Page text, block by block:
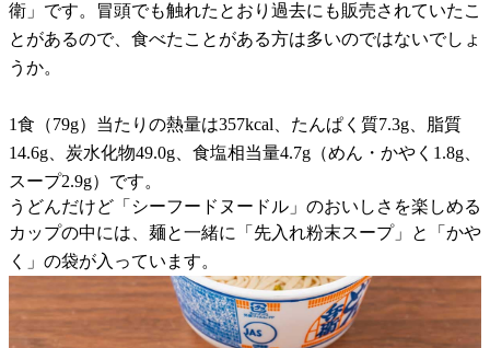
衛」です。冒頭でも触れたとおり過去にも販売されていたこ
とがあるので、食べたことがある方は多いのではないでしょ
うか。
1食（79g）当たりの熱量は357kcal、たんぱく質7.3g、脂質
14.6g、炭水化物49.0g、食塩相当量4.7g（めん・かやく1.8g、
スープ2.9g）です。
うどんだけど「シーフードヌードル」のおいしさを楽しめる
カップの中には、麺と一緒に「先入れ粉末スープ」と「かや
く」の袋が入っています。